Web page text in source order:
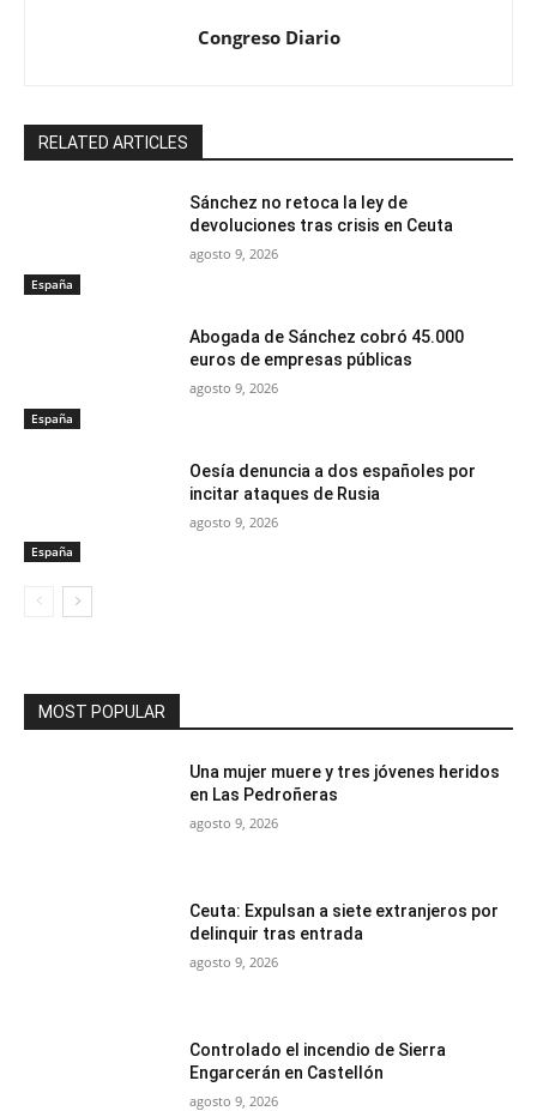
Congreso Diario
RELATED ARTICLES
España
Sánchez no retoca la ley de
devoluciones tras crisis en Ceuta
agosto 9, 2026
España
Abogada de Sánchez cobró 45.000
euros de empresas públicas
agosto 9, 2026
España
Oesía denuncia a dos españoles por
incitar ataques de Rusia
agosto 9, 2026
MOST POPULAR
Una mujer muere y tres jóvenes heridos
en Las Pedroñeras
agosto 9, 2026
Ceuta: Expulsan a siete extranjeros por
delinquir tras entrada
agosto 9, 2026
Controlado el incendio de Sierra
Engarcerán en Castellón
agosto 9, 2026